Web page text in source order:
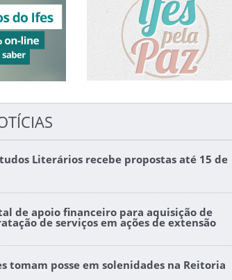
Literários recebe propostas até 15 de
de apoio financeiro para aquisição de
de serviços em ações de extensão
tomam posse em solenidades na Reitoria